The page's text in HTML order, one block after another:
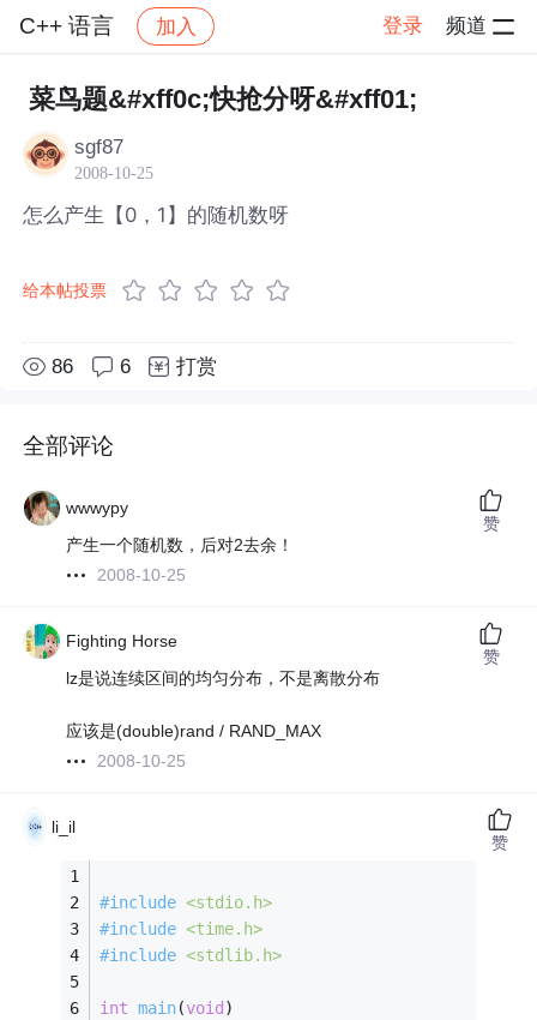
C++ 语言 加入 登录 频道
社区 C++ 语言 帖子详情
菜鸟题&#xff0c;快抢分呀&#xff01;
sgf87
2008-10-25
怎么产生【0，1】的随机数呀
给本帖投票
86 6 打赏
全部评论
wwwypy
产生一个随机数，后对2去余！
2008-10-25
赞
Fighting Horse
lz是说连续区间的均匀分布，不是离散分布
应该是(double)rand / RAND_MAX
2008-10-25
赞
li_il
#include <stdio.h>
#include <time.h>
#include <stdlib.h>
int main(void )
赞